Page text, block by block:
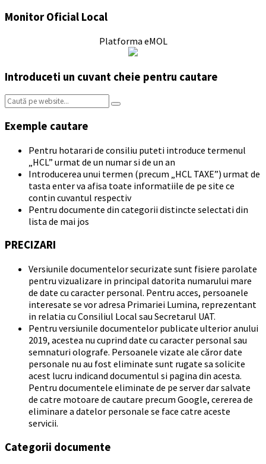
Monitor Oficial Local
Platforma eMOL
Introduceti un cuvant cheie pentru cautare
Search:
Exemple cautare
Pentru hotarari de consiliu puteti introduce termenul
„HCL” urmat de un numar si de un an
Introducerea unui termen (precum „HCL TAXE”) urmat de
tasta enter va afisa toate informatiile de pe site ce
contin cuvantul respectiv
Pentru documente din categorii distincte selectati din
lista de mai jos
PRECIZARI
Versiunile documentelor securizate sunt fisiere parolate
pentru vizualizare in principal datorita numarului mare
de date cu caracter personal. Pentru acces, persoanele
interesate se vor adresa Primariei Lumina, reprezentant
in relatia cu Consiliul Local sau Secretarul UAT.
Pentru versiunile documentelor publicate ulterior anului
2019, acestea nu cuprind date cu caracter personal sau
semnaturi olografe. Persoanele vizate ale căror date
personale nu au fost eliminate sunt rugate sa solicite
acest lucru indicand documentul si pagina din acesta.
Pentru documentele eliminate de pe server dar salvate
de catre motoare de cautare precum Google, cererea de
eliminare a datelor personale se face catre aceste
servicii.
Categorii documente